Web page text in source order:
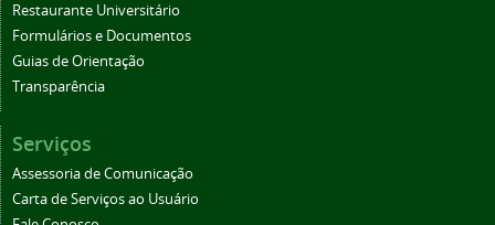
Restaurante Universitário
Formulários e Documentos
Guias de Orientação
Transparência
Serviços
Assessoria de Comunicação
Carta de Serviços ao Usuário